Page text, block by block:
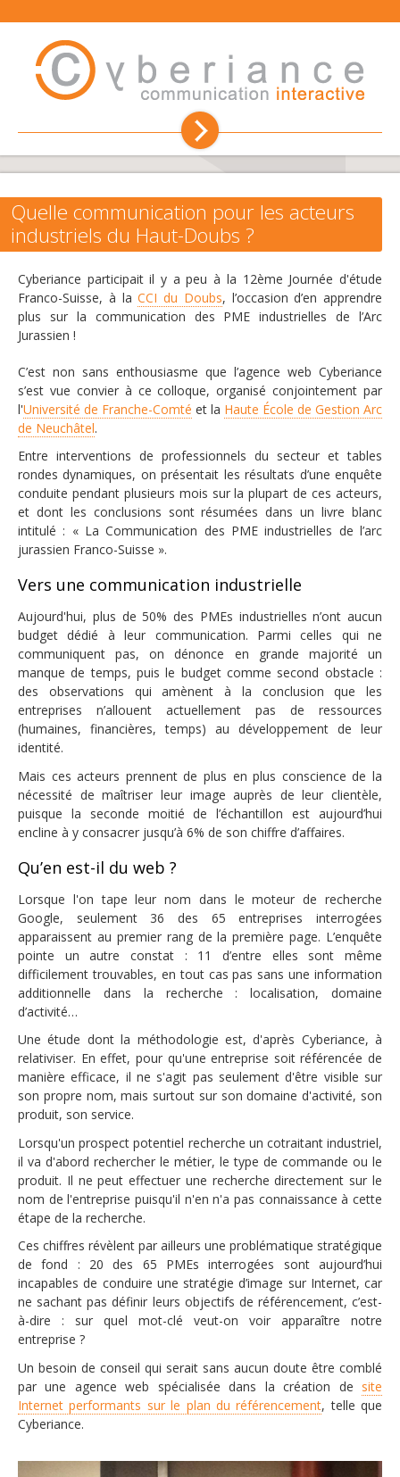
Création de site internet
Hébergement
Référencement
Communication
L'agence web
Quelle communication pour les acteurs
industriels du Haut-Doubs ?
Cyberiance participait il y a peu à la 12ème Journée d'étude
Franco-Suisse, à laCCI du Doubs, l’occasion d’en apprendre
plus sur la communication des PME industrielles de l’Arc
Jurassien !
C’est non sans enthousiasme que l’agence web Cyberiance
s’est vue convier à ce colloque, organisé conjointement par
l'Université de Franche-Comté et la Haute École de Gestion Arc
de Neuchâtel.
Entre interventions de professionnels du secteur et tables
rondes dynamiques, on présentait les résultats d’une enquête
conduite pendant plusieurs mois sur la plupart de ces acteurs,
et dont les conclusions sont résumées dans un livre blanc
intitulé : « La Communication des PME industrielles de l’arc
jurassien Franco-Suisse ».
Vers une communication industrielle
Aujourd'hui, plus de 50% des PMEs industrielles n’ont aucun
budget dédié à leur communication. Parmi celles qui ne
communiquent pas, on dénonce en grande majorité un
manque de temps, puis le budget comme second obstacle :
des observations qui amènent à la conclusion que les
entreprises n’allouent actuellement pas de ressources
(humaines, financières, temps) au développement de leur
identité.
Mais ces acteurs prennent de plus en plus conscience de la
nécessité de maîtriser leur image auprès de leur clientèle,
puisque la seconde moitié de l’échantillon est aujourd’hui
encline à y consacrer jusqu’à 6% de son chiffre d’affaires.
Qu’en est-il du web ?
Lorsque l'on tape leur nom dans le moteur de recherche
Google, seulement 36 des 65 entreprises interrogées
apparaissent au premier rang de la première page. L’enquête
pointe un autre constat : 11 d’entre elles sont même
difficilement trouvables, en tout cas pas sans une information
additionnelle dans la recherche : localisation, domaine
d’activité…
Une étude dont la méthodologie est, d'après Cyberiance, à
relativiser. En effet, pour qu'une entreprise soit référencée de
manière efficace, il ne s'agit pas seulement d'être visible sur
son propre nom, mais surtout sur son domaine d'activité, son
produit, son service.
Lorsqu'un prospect potentiel recherche un cotraitant industriel,
il va d'abord rechercher le métier, le type de commande ou le
produit. Il ne peut effectuer une recherche directement sur le
nom de l'entreprise puisqu'il n'en n'a pas connaissance à cette
étape de la recherche.
Ces chiffres révèlent par ailleurs une problématique stratégique
de fond : 20 des 65 PMEs interrogées sont aujourd’hui
incapables de conduire une stratégie d’image sur Internet, car
ne sachant pas définir leurs objectifs de référencement, c’est-
à-dire : sur quel mot-clé veut-on voir apparaître notre
entreprise ?
Un besoin de conseil qui serait sans aucun doute être comblé
par une agence web spécialisée dans la création de site
Internet performants sur le plan du référencement, telle que
Cyberiance.